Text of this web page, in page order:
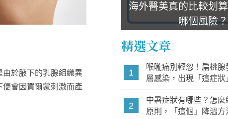
於腋下的乳腺組織異
會因賀爾蒙刺激而產
海外醫美真的比較划
哪個風險？
精選文章
1
喉嚨痛別輕忽！扁桃
層感染，出現「這症
2
中暑症狀有哪些？怎
原則，「這個」降溫方